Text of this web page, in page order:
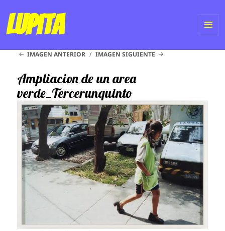
Lupita
IMAGEN ANTERIOR IMAGEN SIGUIENTE
Ampliacion de un area
verde_Tercerunquinto